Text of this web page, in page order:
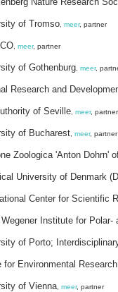
of Tromso meer, partner
meer, partner
of Gothenburg meer,
Research and
of Seville meer, partner
of Bucharest meer, partner
Zoologica 'Anton Dohrn'
University of Denmark
Center for Scientific
Institute for Polar-
of Porto;
for Environmental
of Vienna meer, partner